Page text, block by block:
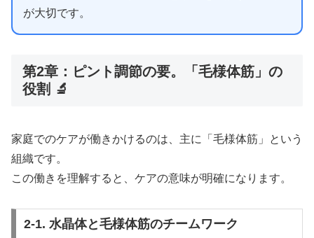
が大切です。
第2章：ピント調節の要。「毛様体筋」の
役割 🔬
家庭でのケアが働きかけるのは、主に「毛様体筋」という
組織です。
この働きを理解すると、ケアの意味が明確になります。
2-1. 水晶体と毛様体筋のチームワーク